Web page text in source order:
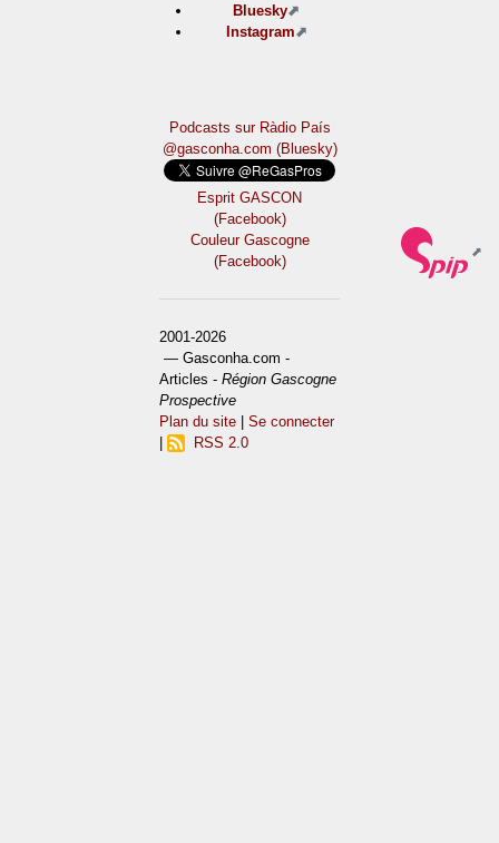
Bluesky
Instagram
Podcasts sur Ràdio País
@gasconha.com (Bluesky)
Esprit GASCON
(Facebook)
Couleur Gascogne
(Facebook)
2001-2026
— Gasconha.com -
Articles -Région Gascogne
Prospective
Plan du site |Se connecter
RSS 2.0